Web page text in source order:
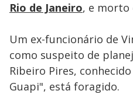
Rio de Janeiro, e morto
Um ex-funcionário de
como suspeito de
Ribeiro Pires,
Guapi", está foragido.